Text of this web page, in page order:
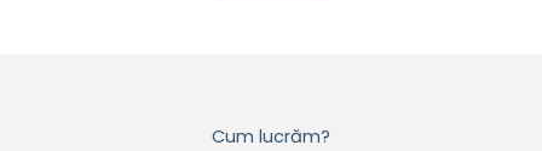
Cum lucrăm?